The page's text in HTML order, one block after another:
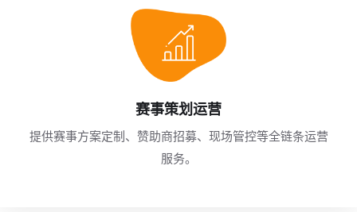
赛事策划运营
提供赛事方案定制、赞助商招募、现场管控等全链条运营
服务。